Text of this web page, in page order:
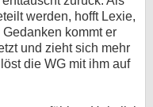
werden, hofft Lexie,
kommt er
und zieht sich mehr
die WG mit ihm auf